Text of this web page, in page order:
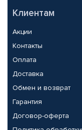
Клиентам
Акции
Контакты
Оплата
Доставка
Обмен и возврат
Гарантия
Договор-оферта